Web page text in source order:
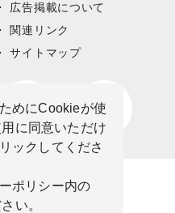
めにCookieが使
に同意いただけ
ックしてくださ
ポリシー内の
い。
広告掲載について
関連リンク
サイトマップ